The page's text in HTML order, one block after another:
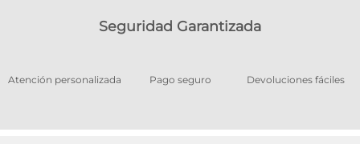
Seguridad Garantizada
Atención personalizada Pago seguro Devoluciones fáciles